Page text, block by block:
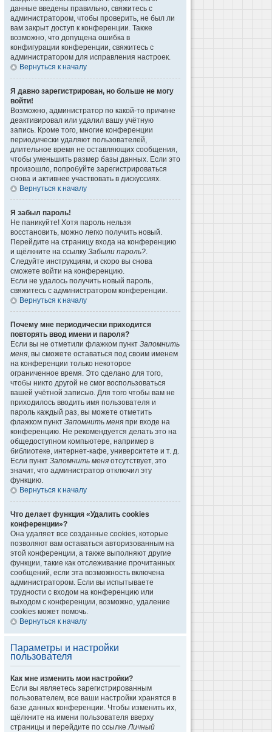
данные введены правильно, свяжитесь с
администратором, чтобы проверить, не был ли
вам закрыт доступ к конференции. Также
возможно, что допущена ошибка в
конфигурации конференции, свяжитесь с
администратором для исправления настроек.
Вернуться к началу
Я давно зарегистрирован, но больше не могу
войти!
Возможно, администратор по какой-то причине
деактивировал или удалил вашу учётную
запись. Кроме того, многие конференции
периодически удаляют пользователей,
длительное время не оставляющих сообщения,
чтобы уменьшить размер базы данных. Если это
произошло, попробуйте зарегистрироваться
снова и активнее участвовать в дискуссиях.
Вернуться к началу
Я забыл пароль!
Не паникуйте! Хотя пароль нельзя
восстановить, можно легко получить новый.
Перейдите на страницу входа на конференцию
и щёлкните на ссылку Забыли пароль?.
Следуйте инструкциям, и скоро вы снова
сможете войти на конференцию.
Если не удалось получить новый пароль,
свяжитесь с администратором конференции.
Вернуться к началу
Почему мне периодически приходится
повторять ввод имени и пароля?
Если вы не отметили флажком пункт Запомнить
меня, вы сможете оставаться под своим именем
на конференции только некоторое
ограниченное время. Это сделано для того,
чтобы никто другой не смог воспользоваться
вашей учётной записью. Для того чтобы вам не
приходилось вводить имя пользователя и
пароль каждый раз, вы можете отметить
флажком пункт Запомнить меня при входе на
конференцию. Не рекомендуется делать это на
общедоступном компьютере, например в
библиотеке, интернет-кафе, университете и т. д.
Если пункт Запомнить меня отсутствует, это
значит, что администратор отключил эту
функцию.
Вернуться к началу
Что делает функция «Удалить cookies
конференции»?
Она удаляет все созданные cookies, которые
позволяют вам оставаться авторизованным на
этой конференции, а также выполняют другие
функции, такие как отслеживание прочитанных
сообщений, если эта возможность включена
администратором. Если вы испытываете
трудности с входом на конференцию или
выходом с конференции, возможно, удаление
cookies может помочь.
Вернуться к началу
Параметры и настройки
пользователя
Как мне изменить мои настройки?
Если вы являетесь зарегистрированным
пользователем, все ваши настройки хранятся в
базе данных конференции. Чтобы изменить их,
щёлкните на имени пользователя вверху
страницы и перейдите по ссылкеЛичный